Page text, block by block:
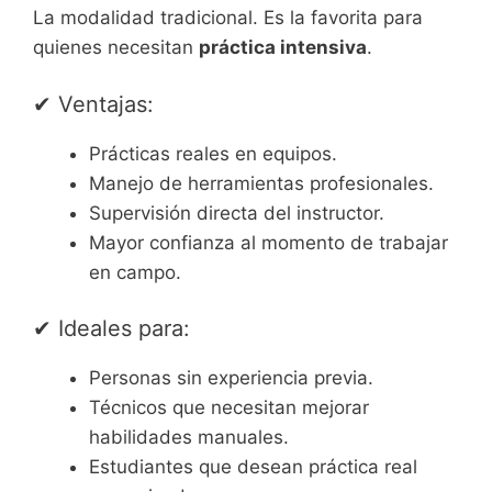
La modalidad tradicional. Es la favorita para
quienes necesitan práctica intensiva.
✔ Ventajas:
Prácticas reales en equipos.
Manejo de herramientas profesionales.
Supervisión directa del instructor.
Mayor confianza al momento de trabajar
en campo.
✔ Ideales para:
Personas sin experiencia previa.
Técnicos que necesitan mejorar
habilidades manuales.
Estudiantes que desean práctica real